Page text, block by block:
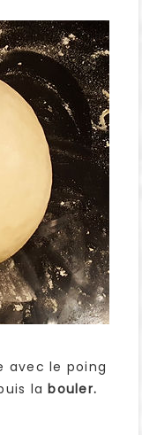
avec le poing
la bouler.